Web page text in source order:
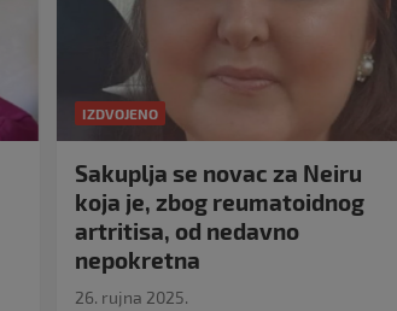
IZDVOJENO
Sakuplja se novac za Neiru
koja je, zbog reumatoidnog
artritisa, od nedavno
nepokretna
26. rujna 2025.